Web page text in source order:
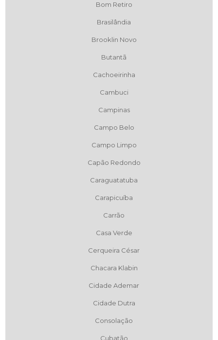
Bom Retiro
Brasilândia
Brooklin Novo
Butantã
Cachoeirinha
Cambuci
Campinas
Campo Belo
Campo Limpo
Capão Redondo
Caraguatatuba
Carapicuíba
Carrão
Casa Verde
Cerqueira César
Chacara Klabin
Cidade Ademar
Cidade Dutra
Consolação
Cubatão